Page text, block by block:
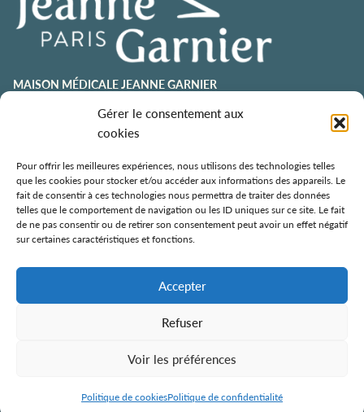
Gérer le consentement aux
cookies
Pour offrir les meilleures expériences, nous utilisons des technologies telles
que les cookies pour stocker et/ou accéder aux informations des appareils. Le
fait de consentir à ces technologies nous permettra de traiter des données
telles que le comportement de navigation ou les ID uniques sur ce site. Le fait
de ne pas consentir ou de retirer son consentement peut avoir un effet négatif
sur certaines caractéristiques et fonctions.
Accepter
Refuser
Voir les préférences
Politique de cookiesPolitique de confidentialité
MAISON MÉDICALE JEANNE GARNIER
contact@jeannegarnier-paris.org
01 43 92 21 00
106 avenue Émile Zola
75015 Paris
ESPACE AURÉLIE JOUSSET
01 43 92 21 98
108, avenue Émile Zola
75015 Paris
ÉCOLE DE SOINS PALLIATIFS
106 avenue Émile Zola
Politique de confidentialité Mentions légales
Contact
Tous droits réservés ©2026 — Jeanne Garnier – Paris